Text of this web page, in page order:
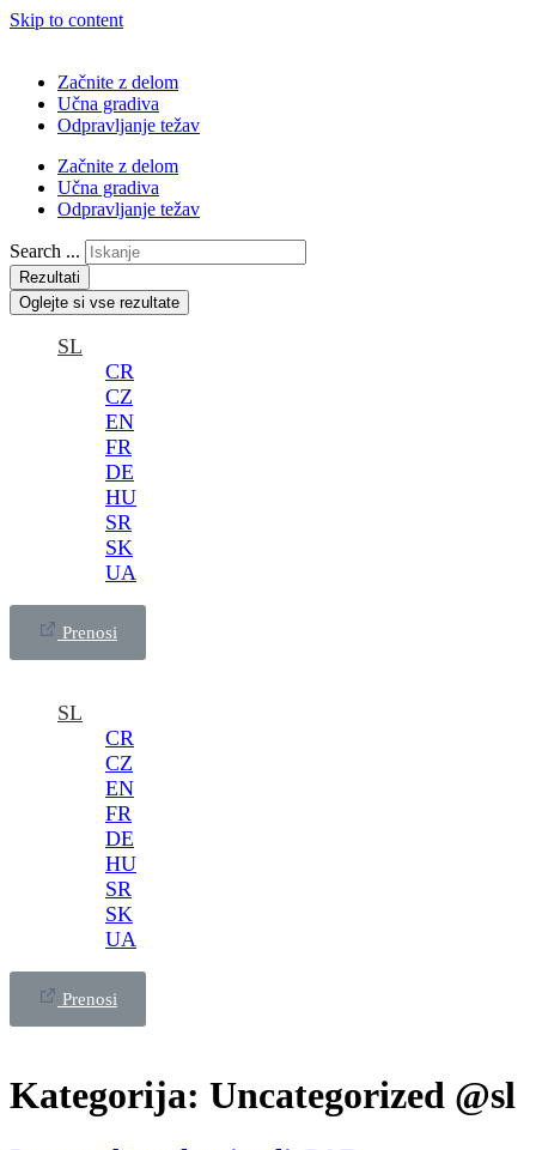
Skip to content
Začnite z delom
Učna gradiva
Odpravljanje težav
Začnite z delom
Učna gradiva
Odpravljanje težav
Search ...
Rezultati
Oglejte si vse rezultate
SL
CR
CZ
EN
FR
DE
HU
SR
SK
UA
Prenosi
SL
CR
CZ
EN
FR
DE
HU
SR
SK
UA
Prenosi
Kategorija: Uncategorized @sl